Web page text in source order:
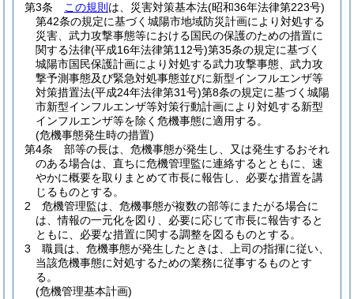
第3条
この規則 は、災害対策基本法(昭和36年法律第223号)
第42条の規定に基づく城陽市地域防災計画により対処する
災害、武力攻撃事態等における国民の保護のための措置に
関する法律(平成16年法律第112号)第35条の規定に基づく
城陽市国民保護計画により対処する武力攻撃事態、武力攻
撃予測事態及び緊急対処事態並びに新型インフルエンザ等
対策措置法(平成24年法律第31号)第8条の規定に基づく城陽
市新型インフルエンザ等対策行動計画により対処する新型
インフルエンザ等を除く危機事態に適用する。
(危機事態発生時の措置)
第4条
部等の長は、危機事態が発生し、又は発生するおそれ
のある場合は、直ちに危機管理監に連絡するとともに、速
やかに概要を取りまとめて市長に報告し、必要な措置を講
じるものとする。
2
危機管理監は、危機事態が複数の部等にまたがる場合に
は、情報の一元化を図り、必要に応じて市長に報告すると
ともに、必要な措置に関する調整を図るものとする。
3
職員は、危機事態が発生したときは、上司の指揮に従い、
当該危機事態に対処するための業務に従事するものとす
る。
(危機管理基本計画)